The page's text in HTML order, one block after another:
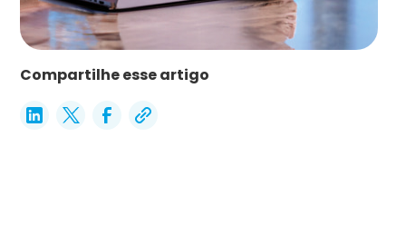
Compartilhe esse artigo